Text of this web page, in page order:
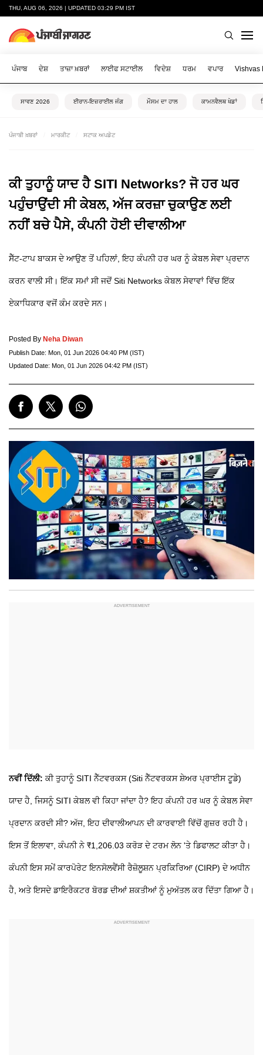
THU, AUG 06, 2026 | UPDATED 03:29 PM IST
ਪੰਜਾਬ ਦੇਸ਼ ਤਾਜ਼ਾ ਖ਼ਬਰਾਂ ਲਾਈਫ ਸਟਾਈਲ ਵਿਦੇਸ਼ ਧਰਮ ਵਪਾਰ Vishvas
ਸਾਵਣ 2026 ਈਰਾਨ-ਇਜ਼ਰਾਈਲ ਜੰਗ ਮੌਸਮ ਦਾ ਹਾਲ ਕਾਮਨਵੈਲਥ ਖੇਡਾਂ
ਪੰਜਾਬੀ ਖ਼ਬਰਾਂ ਮਾਰਕੀਟ ਸਟਾਕ ਅਪਡੇਟ
ਕੀ ਤੁਹਾਨੂੰ ਯਾਦ ਹੈ SITI Networks? ਜੋ ਹਰ ਘਰ
ਪਹੁੰਚਾਉਂਦੀ ਸੀ ਕੇਬਲ, ਅੱਜ ਕਰਜ਼ਾ ਚੁਕਾਉਣ ਲਈ
ਨਹੀਂ ਬਚੇ ਪੈਸੇ, ਕੰਪਨੀ ਹੋਈ ਦੀਵਾਲੀਆ
ਸੈੱਟ-ਟਾਪ ਬਾਕਸ ਦੇ ਆਉਣ ਤੋਂ ਪਹਿਲਾਂ, ਇਹ ਕੰਪਨੀ ਹਰ ਘਰ ਨੂੰ ਕੇਬਲ ਸੇਵਾ ਪ੍ਰਦਾਨ
ਕਰਨ ਵਾਲੀ ਸੀ। ਇੱਕ ਸਮਾਂ ਸੀ ਜਦੋਂ Siti Networks ਕੇਬਲ ਸੇਵਾਵਾਂ ਵਿੱਚ ਇੱਕ
ਏਕਾਧਿਕਾਰ ਵਜੋਂ ਕੰਮ ਕਰਦੇ ਸਨ।
Posted By Neha Diwan
Publish Date: Mon, 01 Jun 2026 04:40 PM (IST)
Updated Date: Mon, 01 Jun 2026 04:42 PM (IST)
ਨਵੀਂ ਦਿੱਲੀ:ਕੀ ਤੁਹਾਨੂੰ SITI ਨੈੱਟਵਰਕਸ (Siti ਨੈੱਟਵਰਕਸ ਸ਼ੇਅਰ ਪ੍ਰਾਈਸ ਟੂਡੇ)
ਯਾਦ ਹੈ, ਜਿਸਨੂੰ SITI ਕੇਬਲ ਵੀ ਕਿਹਾ ਜਾਂਦਾ ਹੈ? ਇਹ ਕੰਪਨੀ ਹਰ ਘਰ ਨੂੰ ਕੇਬਲ ਸੇਵਾ
ਪ੍ਰਦਾਨ ਕਰਦੀ ਸੀ? ਅੱਜ, ਇਹ ਦੀਵਾਲੀਆਪਨ ਦੀ ਕਾਰਵਾਈ ਵਿੱਚੋਂ ਗੁਜ਼ਰ ਰਹੀ ਹੈ।
ਇਸ ਤੋਂ ਇਲਾਵਾ, ਕੰਪਨੀ ਨੇ ₹1,206.03 ਕਰੋੜ ਦੇ ਟਰਮ ਲੋਨ 'ਤੇ ਡਿਫਾਲਟ ਕੀਤਾ ਹੈ।
ਕੰਪਨੀ ਇਸ ਸਮੇਂ ਕਾਰਪੋਰੇਟ ਇਨਸੋਲਵੈਂਸੀ ਰੈਜ਼ੋਲੂਸ਼ਨ ਪ੍ਰਕਿਰਿਆ (CIRP) ਦੇ ਅਧੀਨ
ਹੈ, ਅਤੇ ਇਸਦੇ ਡਾਇਰੈਕਟਰ ਬੋਰਡ ਦੀਆਂ ਸ਼ਕਤੀਆਂ ਨੂੰ ਮੁਅੱਤਲ ਕਰ ਦਿੱਤਾ ਗਿਆ ਹੈ।